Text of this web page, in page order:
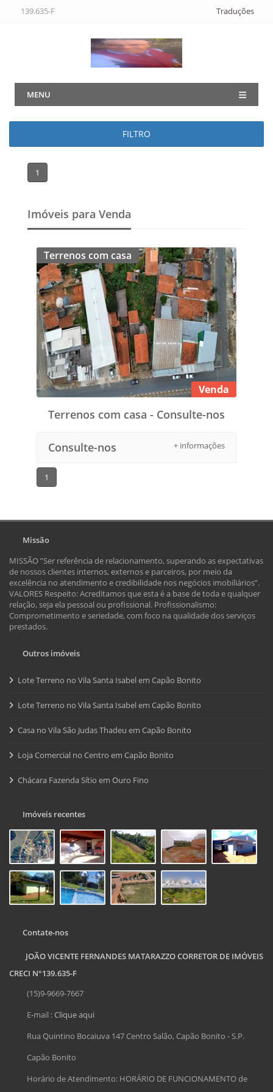
139.635-F Traduções
MENU
FILTRO
1
Imóveis para Venda
Terrenos com casa
Venda
Terrenos com casa - Consulte-nos
+ informações
Consulte-nos
1
Missão
MISSÃO ”Ser referência de relacionamento, superando as expectativas
de nossos clientes internos, externos e parceiros, por meio da
excelência no atendimento e credibilidade nos negócios imobiliários”.
VALORES Respeito: Acreditamos que esta é a base de toda e qualquer
relação, seja ela pessoal ou profissional. Profissionalismo:
Comprometimento e seriedade, com foco na qualidade dos serviços
prestados.
Outros imóveis
Lote Terreno no Vila Santa Isabel em Capão Bonito
Lote Terreno no Vila Santa Isabel em Capão Bonito
Casa no Vila São Judas Thadeu em Capão Bonito
Loja Comercial no Centro em Capão Bonito
Chácara Fazenda Sítio em Ouro Fino
Imóveis recentes
Contate-nos
JOÃO VICENTE FERNANDES MATARAZZO CORRETOR DE IMÓVEIS
CRECI N°139.635-F
(15)9-9669-7667
E-mail :Clique aqui
Rua Quintino Bocaiuva 147 Centro Salão, Capão Bonito - S.P.
Capão Bonito
Horário de Atendimento: HORÁRIO DE FUNCIONAMENTO de